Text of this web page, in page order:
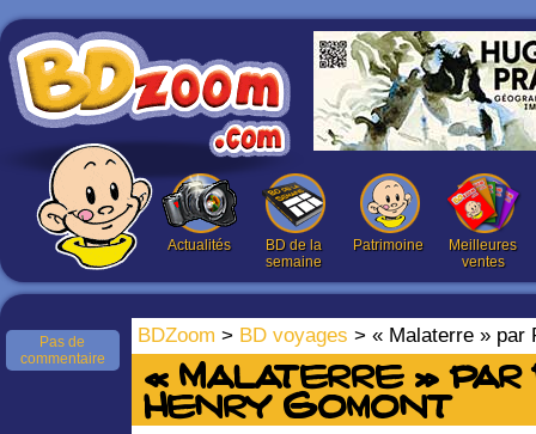
Actualités
BD de la
semaine
Patrimoine
Meilleures
ventes
BDZoom > BD voyages > « Malaterre » par
Pas de
commentaire
« Malaterre »
Henry Gomont